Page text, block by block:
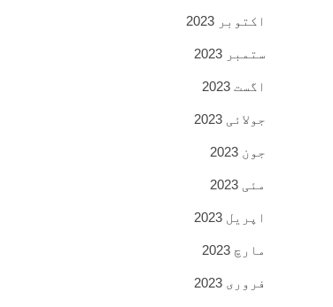
اکتوبر 2023
ستمبر 2023
اگست 2023
جولائی 2023
جون 2023
مئی 2023
اپریل 2023
مارچ 2023
فروری 2023